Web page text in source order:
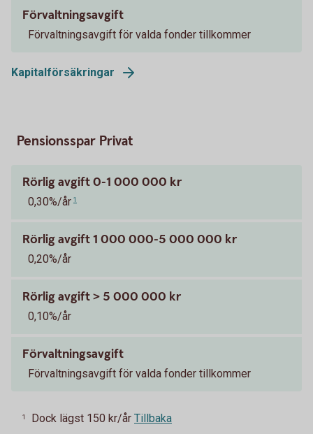
Förvaltningsavgift
Förvaltningsavgift för valda fonder tillkommer
Kapitalförsäkringar
Pensionsspar Privat
Rörlig avgift 0-1 000 000 kr
0,30%/år 1
Rörlig avgift 1 000 000-5 000 000 kr
0,20%/år
Rörlig avgift > 5 000 000 kr
0,10%/år
Förvaltningsavgift
Förvaltningsavgift för valda fonder tillkommer
1 Dock lägst 150 kr/år Tillbaka